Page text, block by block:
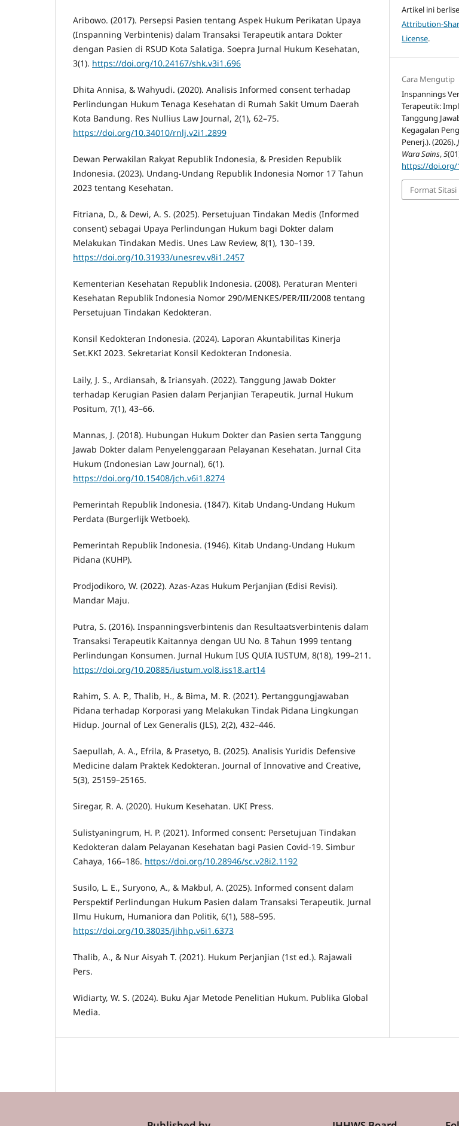
Aribowo. (2017). Persepsi Pasien tentang Aspek Hukum Perikatan Upaya
(Inspanning Verbintenis) dalam Transaksi Terapeutik antara Dokter
dengan Pasien di RSUD Kota Salatiga. Soepra Jurnal Hukum Kesehatan,
3(1). https://doi.org/10.24167/shk.v3i1.696
Dhita Annisa, & Wahyudi. (2020). Analisis Informed consent terhadap
Perlindungan Hukum Tenaga Kesehatan di Rumah Sakit Umum Daerah
Kota Bandung. Res Nullius Law Journal, 2(1), 62–75.
https://doi.org/10.34010/rnlj.v2i1.2899
Dewan Perwakilan Rakyat Republik Indonesia, & Presiden Republik
Indonesia. (2023). Undang-Undang Republik Indonesia Nomor 17 Tahun
2023 tentang Kesehatan.
Fitriana, D., & Dewi, A. S. (2025). Persetujuan Tindakan Medis (Informed
consent) sebagai Upaya Perlindungan Hukum bagi Dokter dalam
Melakukan Tindakan Medis. Unes Law Review, 8(1), 130–139.
https://doi.org/10.31933/unesrev.v8i1.2457
Kementerian Kesehatan Republik Indonesia. (2008). Peraturan Menteri
Kesehatan Republik Indonesia Nomor 290/MENKES/PER/III/2008 tentang
Persetujuan Tindakan Kedokteran.
Konsil Kedokteran Indonesia. (2024). Laporan Akuntabilitas Kinerja
Set.KKI 2023. Sekretariat Konsil Kedokteran Indonesia.
Laily, J. S., Ardiansah, & Iriansyah. (2022). Tanggung Jawab Dokter
terhadap Kerugian Pasien dalam Perjanjian Terapeutik. Jurnal Hukum
Positum, 7(1), 43–66.
Mannas, J. (2018). Hubungan Hukum Dokter dan Pasien serta Tanggung
Jawab Dokter dalam Penyelenggaraan Pelayanan Kesehatan. Jurnal Cita
Hukum (Indonesian Law Journal), 6(1).
https://doi.org/10.15408/jch.v6i1.8274
Pemerintah Republik Indonesia. (1847). Kitab Undang-Undang Hukum
Perdata (Burgerlijk Wetboek).
Pemerintah Republik Indonesia. (1946). Kitab Undang-Undang Hukum
Pidana (KUHP).
Prodjodikoro, W. (2022). Azas-Azas Hukum Perjanjian (Edisi Revisi).
Mandar Maju.
Putra, S. (2016). Inspanningsverbintenis dan Resultaatsverbintenis dalam
Transaksi Terapeutik Kaitannya dengan UU No. 8 Tahun 1999 tentang
Perlindungan Konsumen. Jurnal Hukum IUS QUIA IUSTUM, 8(18), 199–211.
https://doi.org/10.20885/iustum.vol8.iss18.art14
Rahim, S. A. P., Thalib, H., & Bima, M. R. (2021). Pertanggungjawaban
Pidana terhadap Korporasi yang Melakukan Tindak Pidana Lingkungan
Hidup. Journal of Lex Generalis (JLS), 2(2), 432–446.
Saepullah, A. A., Efrila, & Prasetyo, B. (2025). Analisis Yuridis Defensive
Medicine dalam Praktek Kedokteran. Journal of Innovative and Creative,
5(3), 25159–25165.
Siregar, R. A. (2020). Hukum Kesehatan. UKI Press.
Sulistyaningrum, H. P. (2021). Informed consent: Persetujuan Tindakan
Kedokteran dalam Pelayanan Kesehatan bagi Pasien Covid-19. Simbur
Cahaya, 166–186. https://doi.org/10.28946/sc.v28i2.1192
Susilo, L. E., Suryono, A., & Makbul, A. (2025). Informed consent dalam
Perspektif Perlindungan Hukum Pasien dalam Transaksi Terapeutik. Jurnal
Ilmu Hukum, Humaniora dan Politik, 6(1), 588–595.
https://doi.org/10.38035/jihhp.v6i1.6373
Thalib, A., & Nur Aisyah T. (2021). Hukum Perjanjian (1st ed.). Rajawali
Pers.
Widiarty, W. S. (2024). Buku Ajar Metode Penelitian Hukum. Publika Global
Media.
Artikel ini
Attribution-
License.
Cara Mengutip
Inspannings
Terapeutik:
Tanggung
Kegagalan
Penerj.). (2026).
Wara Sains,5
https://doi.org/
Format